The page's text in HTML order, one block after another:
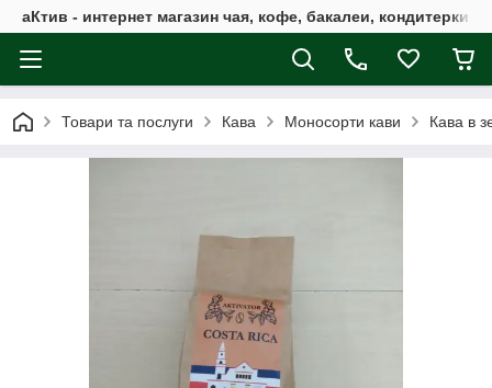
аКтив - интернет магазин чая, кофе, бакалеи, кондитерки
Товари та послуги Кава Моносорти кави Кава в